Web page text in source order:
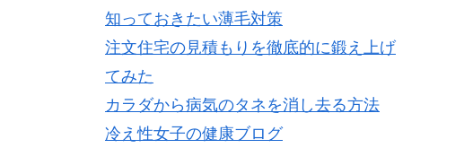
知っておきたい薄毛対策
注文住宅の見積もりを徹底的に鍛え上げ
てみた
カラダから病気のタネを消し去る方法
冷え性女子の健康ブログ